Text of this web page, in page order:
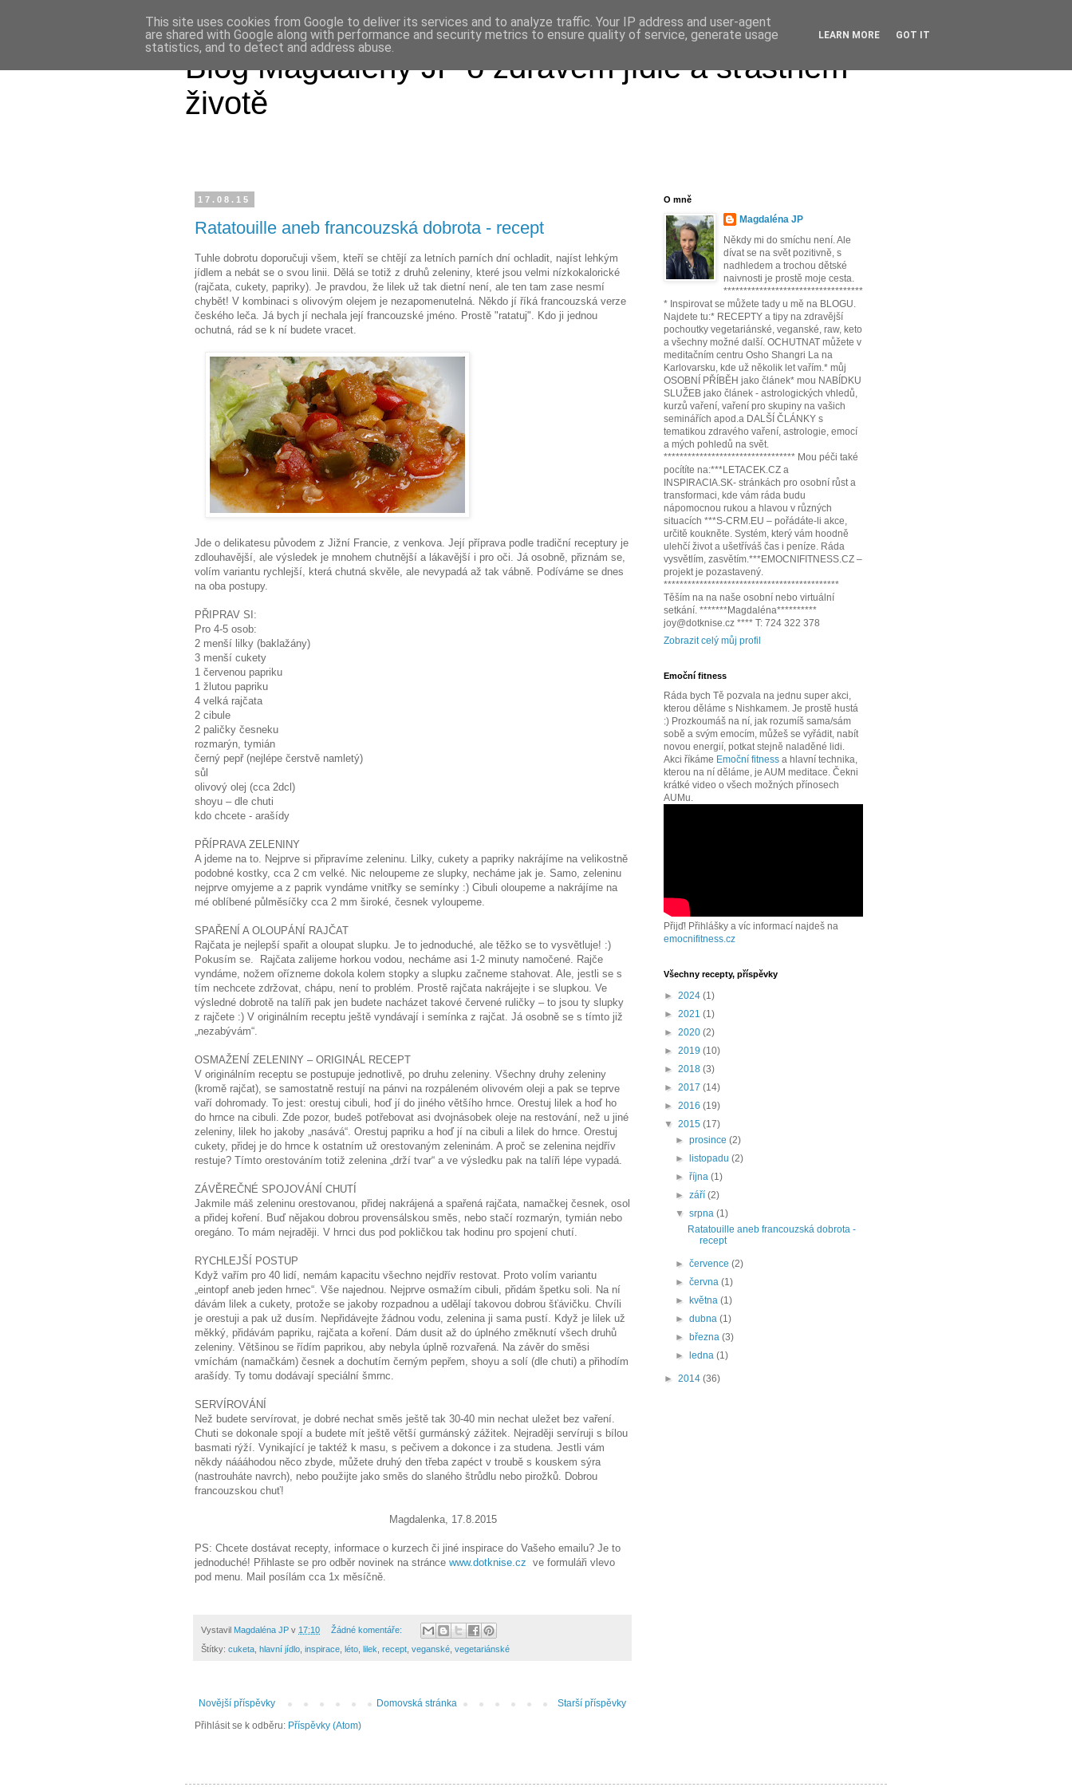
Blog Magdalény JP o zdravém jídle a šťastném
životě
17.08.15
Ratatouille aneb francouzská dobrota - recept
Tuhle dobrotu doporučuji všem, kteří se chtějí za letních parních dní ochladit, najíst lehkým
jídlem a nebát se o svou linii. Dělá se totiž z druhů zeleniny, které jsou velmi nízkokalorické
(rajčata, cukety, papriky). Je pravdou, že lilek už tak dietní není, ale ten tam zase nesmí
chybět! V kombinaci s olivovým olejem je nezapomenutelná. Někdo jí říká francouzská verze
českého leča. Já bych jí nechala její francouzské jméno. Prostě "ratatuj". Kdo ji jednou
ochutná, rád se k ní budete vracet.
Jde o delikatesu původem z Jižní Francie, z venkova. Její příprava podle tradiční receptury je
zdlouhavější, ale výsledek je mnohem chutnější a lákavější i pro oči. Já osobně, přiznám se,
volím variantu rychlejší, která chutná skvěle, ale nevypadá až tak vábně. Podíváme se dnes
na oba postupy.
PŘIPRAV SI:
Pro 4-5 osob:
2 menší lilky (baklažány)
3 menší cukety
1 červenou papriku
1 žlutou papriku
4 velká rajčata
2 cibule
2 paličky česneku
rozmarýn, tymián
černý pepř (nejlépe čerstvě namletý)
sůl
olivový olej (cca 2dcl)
shoyu – dle chuti
kdo chcete - arašídy
PŘÍPRAVA ZELENINY
A jdeme na to. Nejprve si připravíme zeleninu. Lilky, cukety a papriky nakrájíme na velikostně
podobné kostky, cca 2 cm velké. Nic neloupeme ze slupky, necháme jak je. Samo, zeleninu
nejprve omyjeme a z paprik vyndáme vnitřky se semínky :) Cibuli oloupeme a nakrájíme na
mé oblíbené půlměsíčky cca 2 mm široké, česnek vyloupeme.
SPAŘENÍ A OLOUPÁNÍ RAJČAT
Rajčata je nejlepší spařit a oloupat slupku. Je to jednoduché, ale těžko se to vysvětluje! :)
Pokusím se. Rajčata zalijeme horkou vodou, necháme asi 1-2 minuty namočené. Rajče
vyndáme, nožem ořízneme dokola kolem stopky a slupku začneme stahovat. Ale, jestli se s
tím nechcete zdržovat, chápu, není to problém. Prostě rajčata nakrájejte i se slupkou. Ve
výsledné dobrotě na talíři pak jen budete nacházet takové červené ruličky – to jsou ty slupky
z rajčete :) V originálním receptu ještě vyndávají i semínka z rajčat. Já osobně se s tímto již
„nezabývám“.
OSMAŽENÍ ZELENINY – ORIGINÁL RECEPT
V originálním receptu se postupuje jednotlivě, po druhu zeleniny. Všechny druhy zeleniny
(kromě rajčat), se samostatně restují na pánvi na rozpáleném olivovém oleji a pak se teprve
vaří dohromady. To jest: orestuj cibuli, hoď jí do jiného většího hrnce. Orestuj lilek a hoď ho
do hrnce na cibuli. Zde pozor, budeš potřebovat asi dvojnásobek oleje na restování, než u jiné
zeleniny, lilek ho jakoby „nasává“. Orestuj papriku a hoď jí na cibuli a lilek do hrnce. Orestuj
cukety, přidej je do hrnce k ostatním už orestovaným zeleninám. A proč se zelenina nejdřív
restuje? Tímto orestováním totiž zelenina „drží tvar“ a ve výsledku pak na talíři lépe vypadá.
ZÁVĚREČNÉ SPOJOVÁNÍ CHUTÍ
Jakmile máš zeleninu orestovanou, přidej nakrájená a spařená rajčata, namačkej česnek, osol
a přidej koření. Buď nějakou dobrou provensálskou směs, nebo stačí rozmarýn, tymián nebo
oregáno. To mám nejraději. V hrnci dus pod pokličkou tak hodinu pro spojení chutí.
RYCHLEJŠÍ POSTUP
Když vařím pro 40 lidí, nemám kapacitu všechno nejdřív restovat. Proto volím variantu
„eintopf aneb jeden hrnec“. Vše najednou. Nejprve osmažím cibuli, přidám špetku soli. Na ní
dávám lilek a cukety, protože se jakoby rozpadnou a udělají takovou dobrou šťávičku. Chvíli
je orestuji a pak už dusím. Nepřidávejte žádnou vodu, zelenina ji sama pustí. Když je lilek už
měkký, přidávám papriku, rajčata a koření. Dám dusit až do úplného změknutí všech druhů
zeleniny. Většinou se řídím paprikou, aby nebyla úplně rozvařená. Na závěr do směsi
vmíchám (namačkám) česnek a dochutím černým pepřem, shoyu a solí (dle chuti) a přihodím
arašídy. Ty tomu dodávají speciální šmrnc.
SERVÍROVÁNÍ
Než budete servírovat, je dobré nechat směs ještě tak 30-40 min nechat uležet bez vaření.
Chuti se dokonale spojí a budete mít ještě větší gurmánský zážitek. Nejraději servíruji s bílou
basmati rýží. Vynikající je taktéž k masu, s pečivem a dokonce i za studena. Jestli vám
někdy náááhodou něco zbyde, můžete druhý den třeba zapéct v troubě s kouskem sýra
(nastrouháte navrch), nebo použijte jako směs do slaného štrůdlu nebo pirožků. Dobrou
francouzskou chuť!
Magdalenka, 17.8.2015
PS: Chcete dostávat recepty, informace o kurzech či jiné inspirace do Vašeho emailu? Je to
jednoduché! Přihlaste se pro odběr novinek na stránce www.dotknise.cz ve formuláři vlevo
pod menu. Mail posílám cca 1x měsíčně.
Vystavil Magdaléna JP v 17:10 Žádné komentáře:
Štítky: cuketa hlavní jídlo inspirace léto lilek recept veganské vegetariánské
Novější příspěvky Starší příspěvky
Domovská stránka
Přihlásit se k odběru: Příspěvky (Atom)
O mně
Magdaléna JP
Někdy mi do smíchu není. Ale
dívat se na svět pozitivně, s
nadhledem a trochou dětské
naivnosti je prostě moje cesta.
***********************************
* Inspirovat se můžete tady u mě na BLOGU.
Najdete tu:* RECEPTY a tipy na zdravější
pochoutky vegetariánské, veganské, raw, keto
a všechny možné další. OCHUTNAT můžete v
meditačním centru Osho Shangri La na
Karlovarsku, kde už několik let vařím.* můj
OSOBNÍ PŘÍBĚH jako článek* mou NABÍDKU
SLUŽEB jako článek - astrologických vhledů,
kurzů vaření, vaření pro skupiny na vašich
seminářích apod.a DALŠÍ ČLÁNKY s
tematikou zdravého vaření, astrologie, emocí
a mých pohledů na svět.
********************************* Mou péči také
pocítíte na:***LETACEK.CZ a
INSPIRACIA.SK- stránkách pro osobní růst a
transformaci, kde vám ráda budu
nápomocnou rukou a hlavou v různých
situacích ***S-CRM.EU – pořádáte-li akce,
určitě koukněte. Systém, který vám hoodně
ulehčí život a ušetříváš čas i peníze. Ráda
vysvětlím, zasvětím.***EMOCNIFITNESS.CZ –
projekt je pozastavený.
********************************************
Těším na na naše osobní nebo virtuální
setkání. *******Magdaléna**********
joy@dotknise.cz **** T: 724 322 378
Zobrazit celý můj profil
Emoční fitness
Ráda bych Tě pozvala na jednu super akci,
kterou děláme s Nishkamem. Je prostě hustá
:) Prozkoumáš na ní, jak rozumíš sama/sám
sobě a svým emocím, můžeš se vyřádit, nabít
novou energií, potkat stejně naladěné lidi.
Akci říkáme Emoční fitness a hlavní technika,
kterou na ní děláme, je AUM meditace. Čekni
krátké video o všech možných přínosech
AUMu.
Přijď! Přihlášky a víc informací najdeš na
emocnifitness.cz
Všechny recepty, příspěvky
► 2024 (1)
► 2021 (1)
► 2020 (2)
► 2019 (10)
► 2018 (3)
► 2017 (14)
► 2016 (19)
▼ 2015 (17)
►prosince(2)
►
listopadu(2)
►října(1)
►září(2)
▼srpna(1)
Ratatouille aneb francouzská dobrota -
recept
►července(2)
►června(1)
►
května(1)
►dubna(1)
► března(3)
►
ledna(1)
► 2014 (36)
This site uses cookies from Google to deliver its services and to analyze traffic. Your IP address and user-agent
are shared with Google along with performance and security metrics to ensure quality of service, generate usage
statistics, and to detect and address abuse.
LEARN MORE GOT IT